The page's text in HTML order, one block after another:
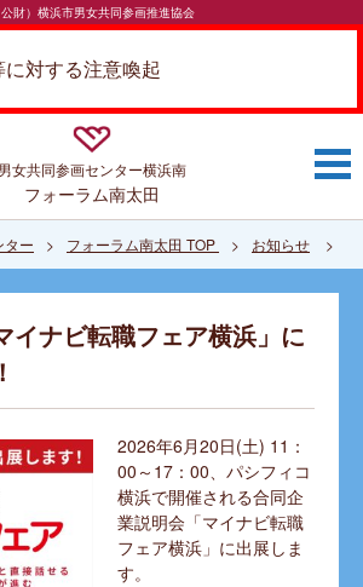
公財）横浜市男女共同参画推進協会
対する注意喚起
男女共同参画センター横浜南
フォーラム南太田
ター フォーラム南太田 TOP お知らせ
イナビ転職フェア横浜」に
2026年6月20日(土) 11：
00～17：00、パシフィコ
横浜で開催される合同企
業説明会「マイナビ転職
フェア横浜」に出展しま
す。